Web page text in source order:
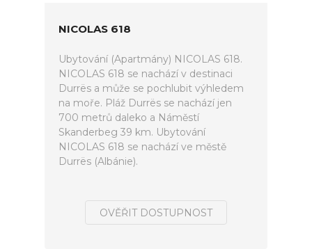
NICOLAS 618
Ubytování (Apartmány) NICOLAS 618.
NICOLAS 618 se nachází v destinaci
Durrës a může se pochlubit výhledem
na moře. Pláž Durrës se nachází jen
700 metrů daleko a Náměstí
Skanderbeg 39 km. Ubytování
NICOLAS 618 se nachází ve městě
Durrës (Albánie).
OVĚŘIT DOSTUPNOST